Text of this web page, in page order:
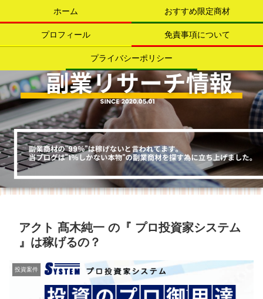
ホーム おすすめ限定商材
プロフィール 免責事項について
プライバシーポリシー
アクト 髙木純一 の『 プロ投資家システム
』は稼げるの？
投資案件